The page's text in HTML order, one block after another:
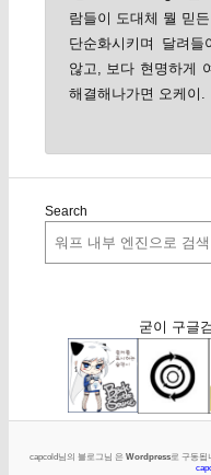
람들이 도대체 뭘 믿
단순화시키며 달려
않고, 보다 현명하게
해결해나가면 오케이.
Search
굳이 구글
capcold님의 블로그님 은 Wordpress로 구동됩